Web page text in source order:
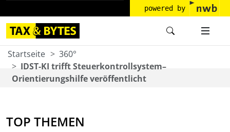
powered by
Startseite
360°
IDST-KI trifft Steuerkontrollsystem–
Orientierungshilfe veröffentlicht
TOP THEMEN